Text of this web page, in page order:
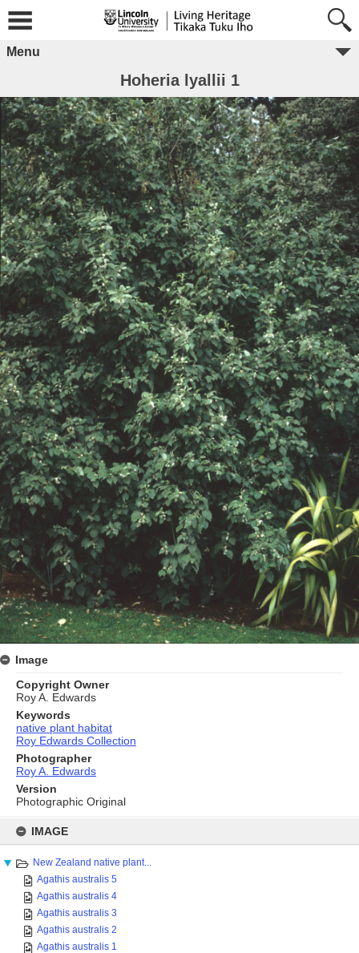
content
IMAGE
New Zealand native plant...
Agathis australis 5
Agathis australis 4
Agathis australis 3
Agathis australis 2
Agathis australis 1
Menu
Hoheria lyallii 1
Image
Copyright Owner
Roy A. Edwards
Keywords
native plant habitat
Roy Edwards Collection
Photographer
Roy A. Edwards
Version
Photographic Original